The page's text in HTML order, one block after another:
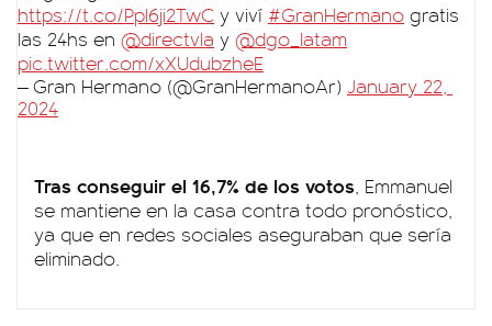
https://t.co/Ppl6ji2TwC y viví #GranHermano gratis
las 24hs en @directvla y @dgo_latam
pic.twitter.com/xXUdubzheE
— Gran Hermano (@GranHermanoAr) January 22,
2024
Tras conseguir el 16,7% de los votos, Emmanuel
se mantiene en la casa contra todo pronóstico,
ya que en redes sociales aseguraban que sería
eliminado.